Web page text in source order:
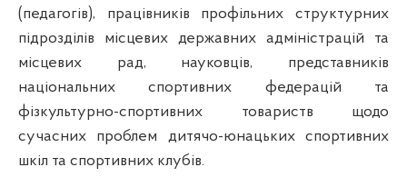
(педагогів), працівників профільних структурних
підрозділів місцевих державних адміністрацій та
місцевих рад, науковців, представників
національних спортивних федерацій та
фізкультурно-спортивних товариств щодо
сучасних проблем дитячо-юнацьких спортивних
шкіл та спортивних клубів.